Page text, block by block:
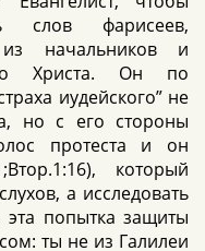
слов фарисеев,
начальников и
Христа. Он по
иудейского” не
но с его стороны
протеста и он
который
а исследовать
эта попытка защиты
ты не из Галилеи